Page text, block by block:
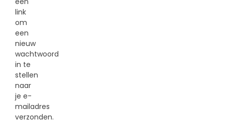
link
om
een
nieuw
wachtwoord
in te
stellen
naar
je e-
mailadres
verzonden.